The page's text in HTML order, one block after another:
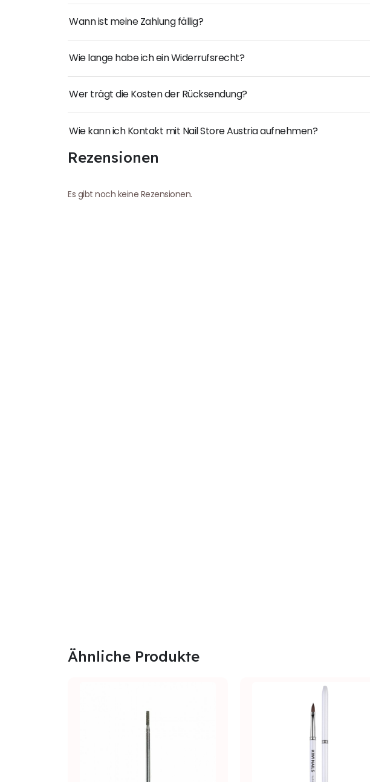
Wann ist meine Zahlung fällig?
Wie lange habe ich ein Widerrufsrecht?
Wer trägt die Kosten der Rücksendung?
Wie kann ich Kontakt mit Nail Store Austria aufnehmen?
Rezensionen
Es gibt noch keine Rezensionen.
Ähnliche Produkte